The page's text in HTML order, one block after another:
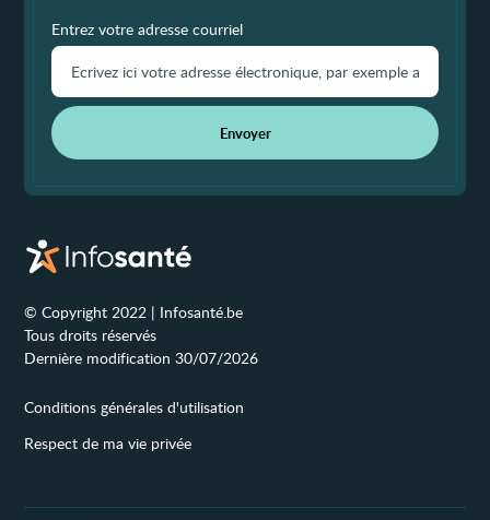
Entrez votre adresse courriel
Envoyer
© Copyright 2022 | Infosanté.be
Tous droits réservés
Dernière modification 30/07/2026
Conditions générales d'utilisation
Respect de ma vie privée